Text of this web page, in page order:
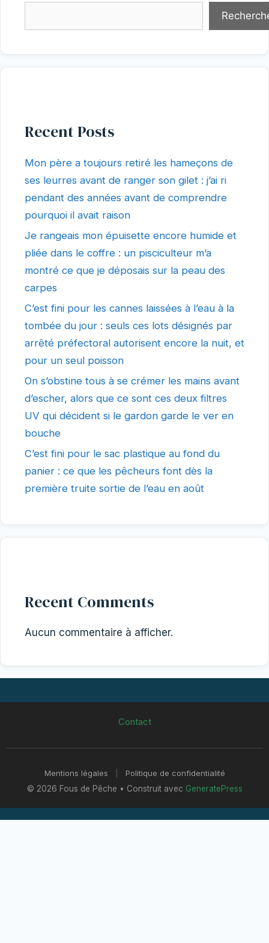
Recent Posts
Mon père a toujours retiré les hameçons de
ses leurres avant de ranger son gilet : j’ai ri
pendant des années avant de comprendre
pourquoi il avait raison
Je rangeais mon épuisette encore humide et
pliée dans le coffre : un pisciculteur m’a
montré ce que je déposais sur la peau des
carpes
C’est fini pour les cannes laissées à l’eau à la
tombée du jour : seuls ces lots désignés par
arrêté préfectoral autorisent encore la nuit, et
pour un seul poisson
On s’obstine tous à se crémer les mains avant
d’escher, alors que ce sont ces deux filtres
UV qui décident si le gardon garde le ver en
bouche
C’est fini pour le sac plastique au fond du
panier : ce que les pêcheurs font dès la
première truite sortie de l’eau en août
Recent Comments
Aucun commentaire à afficher.
Contact
Mentions légales
Politique de confidentialité
© 2026 Fous de Pêche • Construit avec GeneratePress